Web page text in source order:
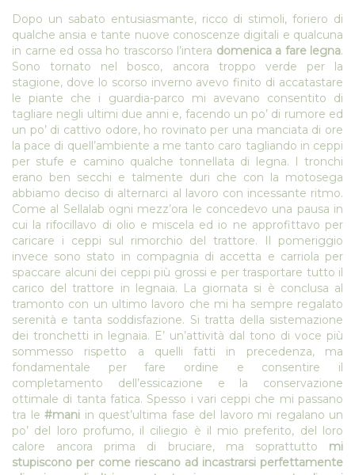
Dopo un sabato entusiasmante, ricco di stimoli, foriero di
qualche ansia e tante nuove conoscenze digitali e qualcuna
in carne ed ossa ho trascorso l’intera domenica a fare legna.
Sono tornato nel bosco, ancora troppo verde per la
stagione, dove lo scorso inverno avevo finito di accatastare
le piante che i guardia-parco mi avevano consentito di
tagliare negli ultimi due anni e, facendo un po’ di rumore ed
un po’ di cattivo odore, ho rovinato per una manciata di ore
la pace di quell’ambiente a me tanto caro tagliando in ceppi
per stufe e camino qualche tonnellata di legna. I tronchi
erano ben secchi e talmente duri che con la motosega
abbiamo deciso di alternarci al lavoro con incessante ritmo.
Come al Sellalab ogni mezz’ora le concedevo una pausa in
cui la rifocillavo di olio e miscela ed io ne approfittavo per
caricare i ceppi sul rimorchio del trattore. Il pomeriggio
invece sono stato in compagnia di accetta e carriola per
spaccare alcuni dei ceppi più grossi e per trasportare tutto il
carico del trattore in legnaia. La giornata si è conclusa al
tramonto con un ultimo lavoro che mi ha sempre regalato
serenità e tanta soddisfazione. Si tratta della sistemazione
dei tronchetti in legnaia. E’ un’attività dal tono di voce più
sommesso rispetto a quelli fatti in precedenza, ma
fondamentale per fare ordine e consentire il
completamento dell’essicazione e la conservazione
ottimale di tanta fatica. Spesso i vari ceppi che mi passano
tra le #mani in quest’ultima fase del lavoro mi regalano un
po’ del loro profumo, il ciliegio è il mio preferito, del loro
calore ancora prima di bruciare, ma soprattutto mi
stupiscono per come riescano ad incastrarsi perfettamente